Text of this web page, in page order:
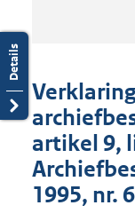
artikel 9,
1995, nr.